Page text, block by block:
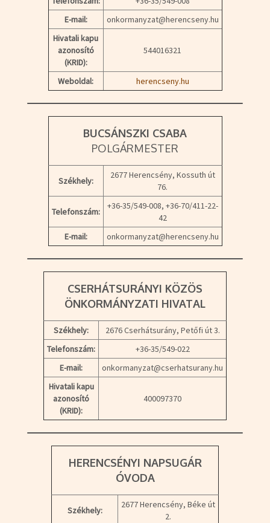
E-mail:
onkormanyzat@herencseny.hu
Hivatali kapu
azonosító
(KRID):
544016321
Weboldal: herencseny.hu
BUCSÁNSZKI CSABA
POLGÁRMESTER
Székhely:
2677 Herencsény, Kossuth út
76.
Telefonszám:
+36-35/549-008, +36-70/411-22-
42
E-mail:
onkormanyzat@herencseny.hu
CSERHÁTSURÁNYI KÖZÖS
ÖNKORMÁNYZATI HIVATAL
Székhely:
2676 Cserhátsurány, Petőfi út 3.
Telefonszám:
+36-35/549-022
E-mail:
onkormanyzat@cserhatsurany.hu
Hivatali kapu
azonosító
(KRID):
400097370
HERENCSÉNYI NAPSUGÁR
ÓVODA
Székhely:
2677 Herencsény, Béke út
2.